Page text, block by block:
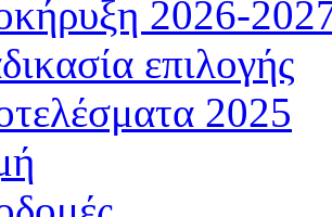
2026-
επιλογής
2025